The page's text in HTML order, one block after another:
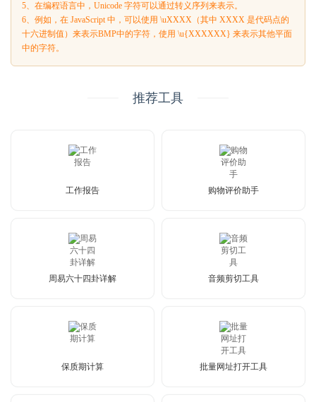
5、在编程语言中，Unicode 字符可以通过转义序列来表示。
6、例如，在 JavaScript 中，可以使用 \uXXXX（其中 XXXX 是代码点的
十六进制值）来表示BMP中的字符，使用 \u{XXXXXX} 来表示其他平面
中的字符。
推荐工具
工作报告 购物评价助手
周易六十四卦详解 音频剪切工具
保质期计算 批量网址打开工具